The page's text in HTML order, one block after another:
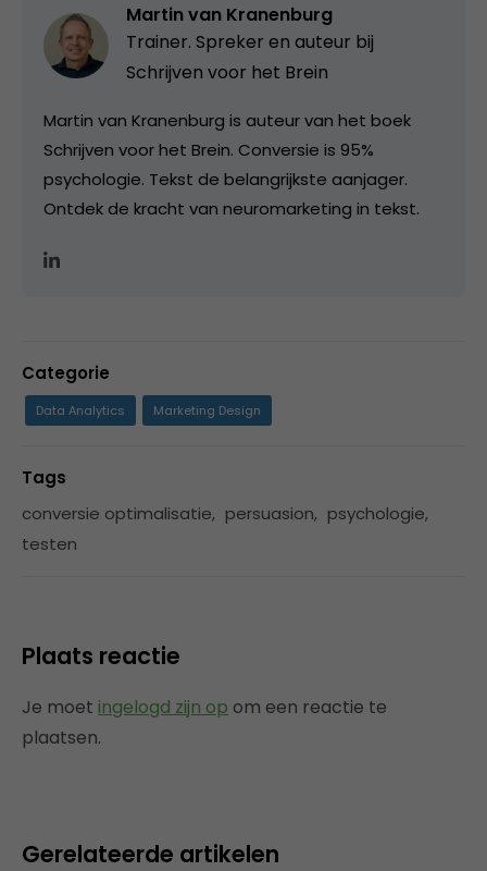
Martin van Kranenburg
Trainer. Spreker en auteur bij
Schrijven voor het Brein
Martin van Kranenburg is auteur van het boek
Schrijven voor het Brein. Conversie is 95%
psychologie. Tekst de belangrijkste aanjager.
Ontdek de kracht van neuromarketing in tekst.
Categorie
Data Analytics Marketing Design
Tags
conversie optimalisatie, persuasion, psychologie,
testen
Plaats reactie
Je moet ingelogd zijn op om een reactie te
plaatsen.
Gerelateerde artikelen